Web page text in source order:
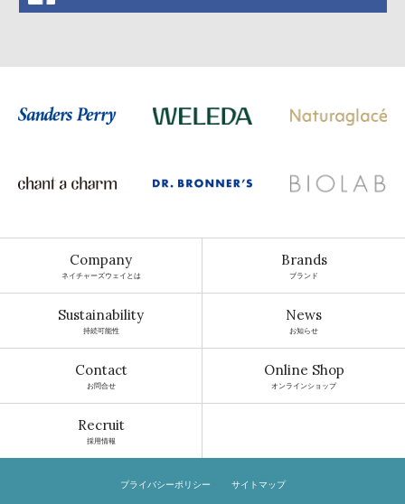
Company
ネイチャーズウェイとは
Brands
ブランド
Sustainability
持続可能性
News
お知らせ
Contact
お問合せ
Online Shop
オンラインショップ
Recruit
採用情報
プライバシーポリシー サイトマップ